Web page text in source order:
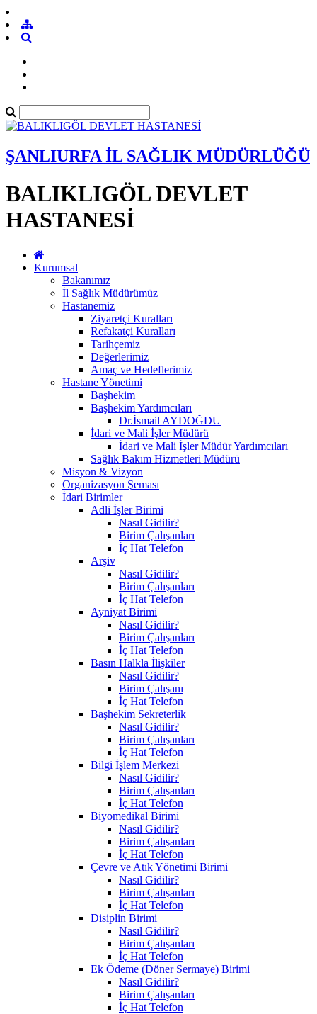
ŞANLIURFA İL SAĞLIK MÜDÜRLÜĞÜ
BALIKLIGÖL DEVLET
HASTANESİ
Kurumsal
Bakanımız
İl Sağlık Müdürümüz
Hastanemiz
Ziyaretçi Kuralları
Refakatçi Kuralları
Tarihçemiz
Değerlerimiz
Amaç ve Hedeflerimiz
Hastane Yönetimi
Başhekim
Başhekim Yardımcıları
Dr.İsmail AYDOĞDU
İdari ve Mali İşler Müdürü
İdari ve Mali İşler Müdür Yardımcıları
Sağlık Bakım Hizmetleri Müdürü
Misyon & Vizyon
Organizasyon Şeması
İdari Birimler
Adli İşler Birimi
Nasıl Gidilir?
Birim Çalışanları
İç Hat Telefon
Arşiv
Nasıl Gidilir?
Birim Çalışanları
İç Hat Telefon
Ayniyat Birimi
Nasıl Gidilir?
Birim Çalışanları
İç Hat Telefon
Basın Halkla İlişkiler
Nasıl Gidilir?
Birim Çalışanı
İç Hat Telefon
Başhekim Sekreterlik
Nasıl Gidilir?
Birim Çalışanları
İç Hat Telefon
Bilgi İşlem Merkezi
Nasıl Gidilir?
Birim Çalışanları
İç Hat Telefon
Biyomedikal Birimi
Nasıl Gidilir?
Birim Çalışanları
İç Hat Telefon
Çevre ve Atık Yönetimi Birimi
Nasıl Gidilir?
Birim Çalışanları
İç Hat Telefon
Disiplin Birimi
Nasıl Gidilir?
Birim Çalışanları
İç Hat Telefon
Ek Ödeme (Döner Sermaye) Birimi
Nasıl Gidilir?
Birim Çalışanları
İç Hat Telefon